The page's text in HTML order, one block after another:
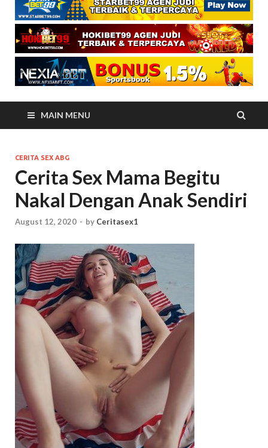
MAIN MENU
CERITA SEX ABG
Cerita Sex Mama Begitu
Nakal Dengan Anak Sendiri
August 12, 2020 - by Ceritasex1